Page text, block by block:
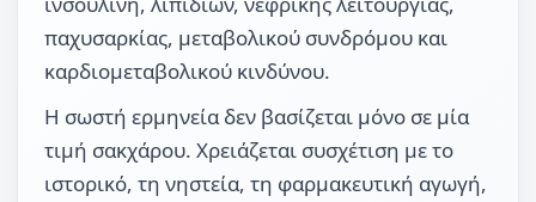
παχυσαρκίας, μεταβολικού συνδρόμου και
καρδιομεταβολικού κινδύνου.
Η σωστή ερμηνεία δεν βασίζεται μόνο σε μία
τιμή σακχάρου. Χρειάζεται συσχέτιση με το
ιστορικό, τη νηστεία, τη φαρμακευτική αγωγή,